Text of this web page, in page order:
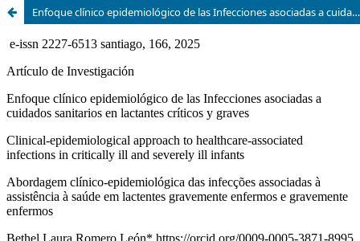
Enfoque clínico epidemiológico de las Infecciones asociadas a cuidados sanitarios en lactantes críticos y graves